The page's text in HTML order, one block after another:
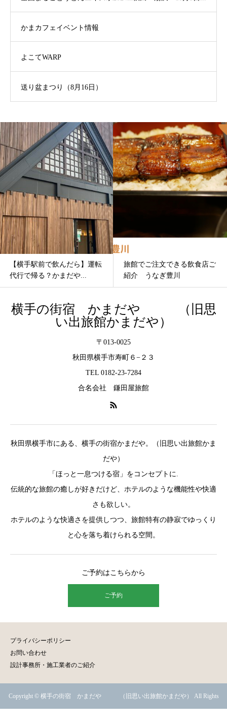
かまカフェイベント情報
よこてWARP
送り盆まつり（8月16日）
旅館でご注文できる飲食店ご
紹介 うなぎ豊川
【自分を整える旅】横手の街
で「あえて何もしない...
横手の街宿 かまだや （旧思
い出旅館かまだや）
〒013-0025
秋田県横手市寿町６−２３
TEL 0182-23-7284
合名会社 鎌田屋旅館
秋田県横手市にある、横手の街宿かまだや。（旧思い出旅館かま
だや）
「ほっと一息つける宿」をコンセプトに.
伝統的な旅館の癒しが好きだけど、ホテルのような機能性や快適
さも欲しい。
ホテルのような快適さを提供しつつ、旅館特有の静寂でゆっくり
と心を落ち着けられる空間。
ご予約はこちらから
ご予約
プライバシーポリシー
お問い合わせ
設計事務所・施工業者のご紹介
Copyright © 横手の街宿 かまだや （旧思い出旅館かまだや） All Rights